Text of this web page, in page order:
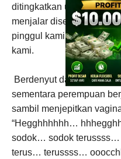
ditingkatkan untuk
menjalar disekujur tubuh
pinggul kami, berkumpul
kami.
Berdenyut dan ujung
sementara perempuan
sambil menjepitkan
“Hegghhhhhh…
sodok… sodok
terus… terussss…